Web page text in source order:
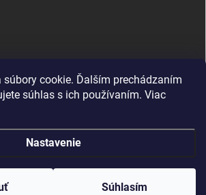
súbory cookie. Ďalším prechádzaním
súhlas s ich používaním. Viac
Nastavenie
Súhlasím
Máte záujem o inú značku? Skúste
Montclean.sk
karcher-montes.sk . Všetky práva vyhradené.